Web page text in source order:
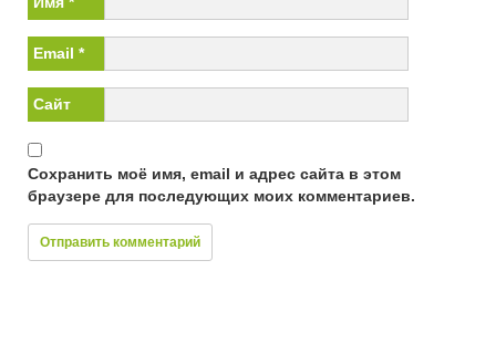
Email *
Сайт
Сохранить моё имя, email и адрес сайта в этом
браузере для последующих моих комментариев.